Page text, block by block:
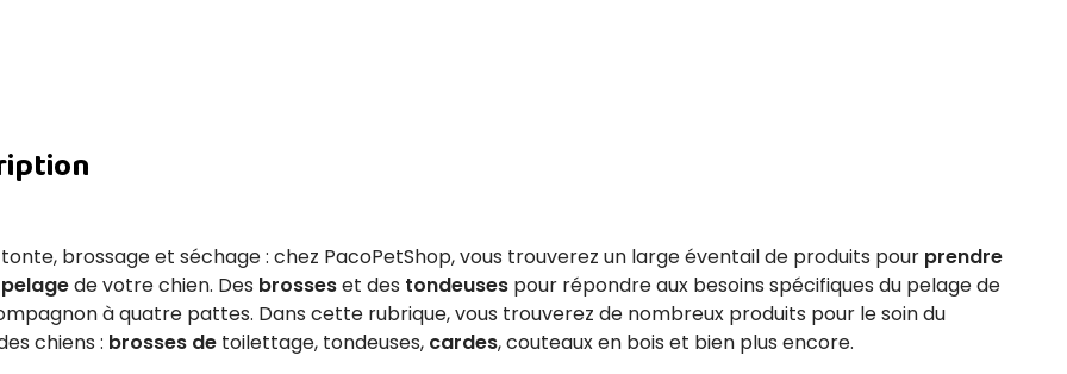
tonte, brossage et séchage : chez PacoPetShop, vous trouverez un large éventail de produits pour prendre
de votre chien. Des brosseset des tondeuses pour répondre aux besoins spécifiques du pelage de
à quatre pattes. Dans cette rubrique, vous trouverez de nombreux produits pour le soin du
chiens : brosses de toilettage, tondeuses, cardes, couteaux en bois et bien plus encore.